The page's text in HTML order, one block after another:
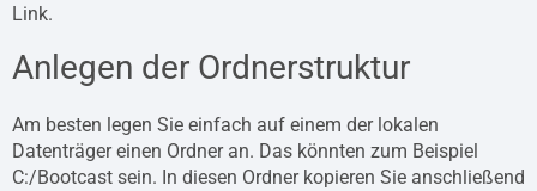
Link.
Anlegen der Ordnerstruktur
Am besten legen Sie einfach auf einem der lokalen
Datenträger einen Ordner an. Das könnten zum Beispiel
C:/Bootcast sein. In diesen Ordner kopieren Sie anschließend